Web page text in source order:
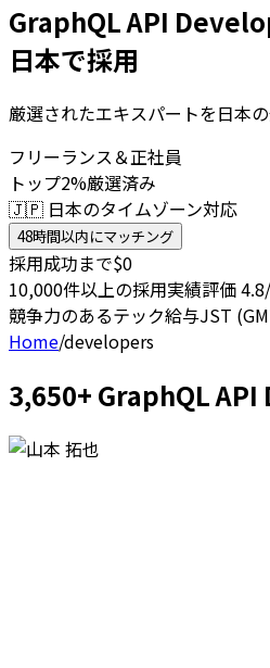
GraphQL API
日本で採用
厳選されたエキスパートを日本
フリーランス＆正社員
トップ2%厳選済み
🇯🇵 日本のタイムゾーン対応
48時間以内にマッチング
採用成功まで$0
10,000件以上の採用実績評価
競争力のあるテック給与JST
Home/developers
3,650+ GraphQL API